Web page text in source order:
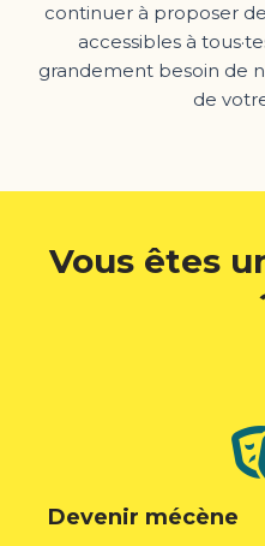
continuer à proposer
accessibles à
grandement besoin de
de
Vous êtes
Devenir mécène